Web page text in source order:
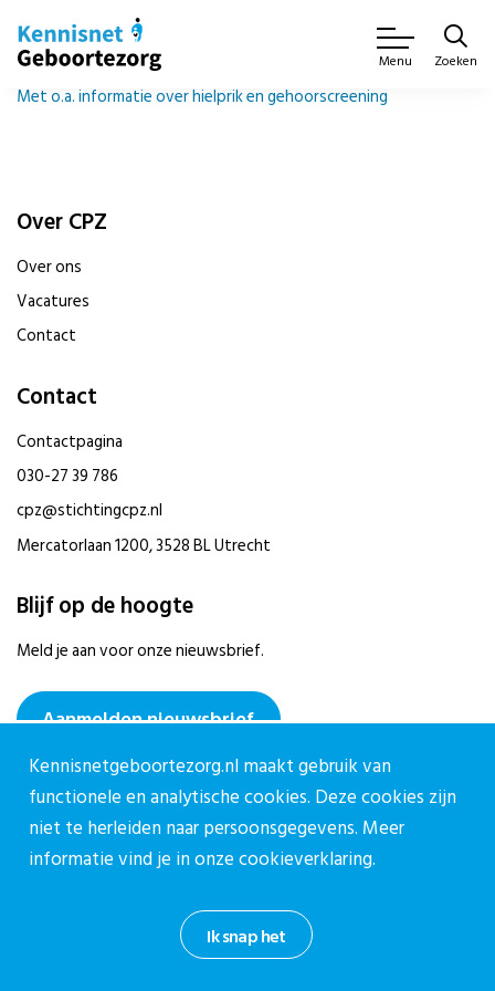
Menu Zoeken
Met o.a. informatie over hielprik en gehoorscreening
Over CPZ
Over ons
Vacatures
Contact
Contact
Contactpagina
030-27 39 786
cpz@stichtingcpz.nl
Mercatorlaan 1200, 3528 BL Utrecht
Blijf op de hoogte
Meld je aan voor onze nieuwsbrief.
Aanmelden nieuwsbrief
Cookieverklaring
InformatiebeveiligingsbeleidDisclaimer
Ik snap het
Kennisnetgeboortezorg.nl maakt gebruik van
functionele en analytische cookies. Deze cookies zijn
niet te herleiden naar persoonsgegevens. Meer
informatie vind je in onzecookieverklaring.